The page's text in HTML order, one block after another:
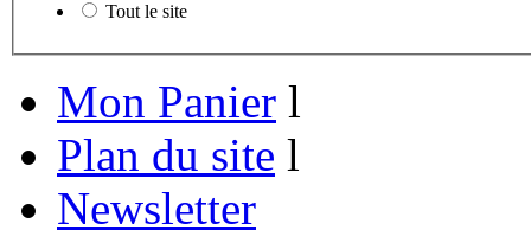
Tout le site
Mon Panier l
Plan du site l
Newsletter